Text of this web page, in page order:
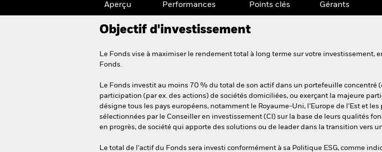
Aperçu Performances Points clés Gérants
Objectif d'investissement
Le Fonds vise à maximiser le rendement total à long terme sur votre investissement,
Fonds.
Le Fonds investit au moins 70 % du total de son actif dans un portefeuille concentré
participation (par ex. des actions) de sociétés domiciliées, ou exerçant la majeure
désigne tous les pays européens, notamment le Royaume-Uni, l’Europe de l’Est et
sélectionnées par le Conseiller en investissement (CI) sur la base de leurs qualités
en progrès, de société qui apporte des solutions ou de leader dans la transition vers
Le total de l’actif du Fonds sera investi conformément à sa Politique ESG, comme